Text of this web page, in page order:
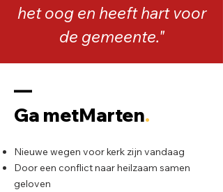
het oog en heeft hart voor
de gemeente."
––
Ga metMarten.
Nieuwe wegen voor kerk zijn vandaag
Door een conflict naar heilzaam samen
geloven